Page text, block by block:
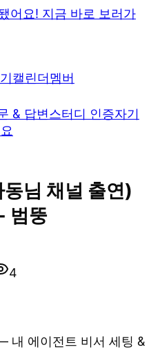
어요! 지금 바로 보러가
캘린더멤버
& 답변스터디 인증자기
님 채널 출연)
뚱
4
내 에이전트 비서 세팅 &